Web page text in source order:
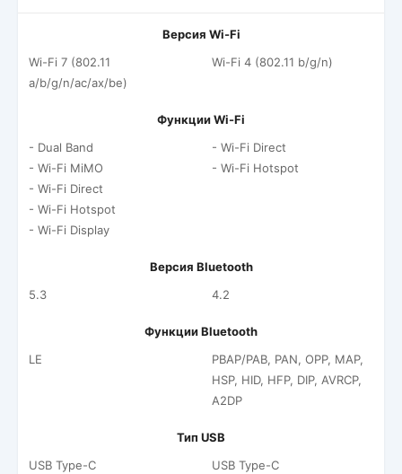
Версия Wi-Fi
Wi-Fi 7 (802.11
a/b/g/n/ac/ax/be)
Wi-Fi 4 (802.11 b/g/n)
Функции Wi-Fi
- Dual Band
- Wi-Fi MiMO
- Wi-Fi Direct
- Wi-Fi Hotspot
- Wi-Fi Display
- Wi-Fi Direct
- Wi-Fi Hotspot
Версия Bluetooth
5.3
4.2
Функции Bluetooth
LE
PBAP/PAB, PAN, OPP, MAP,
HSP, HID, HFP, DIP, AVRCP,
A2DP
Тип USB
USB Type-C
USB Type-C